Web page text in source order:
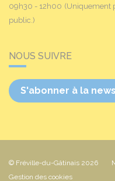
09h30 - 12h00 (Uniquement
public.)
NOUS SUIVRE
S'abonner à la
© Fréville-du-Gâtinais 2026
Gestion des cookies